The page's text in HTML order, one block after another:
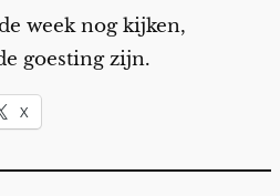
week nog kijken,
goesting zijn.
X